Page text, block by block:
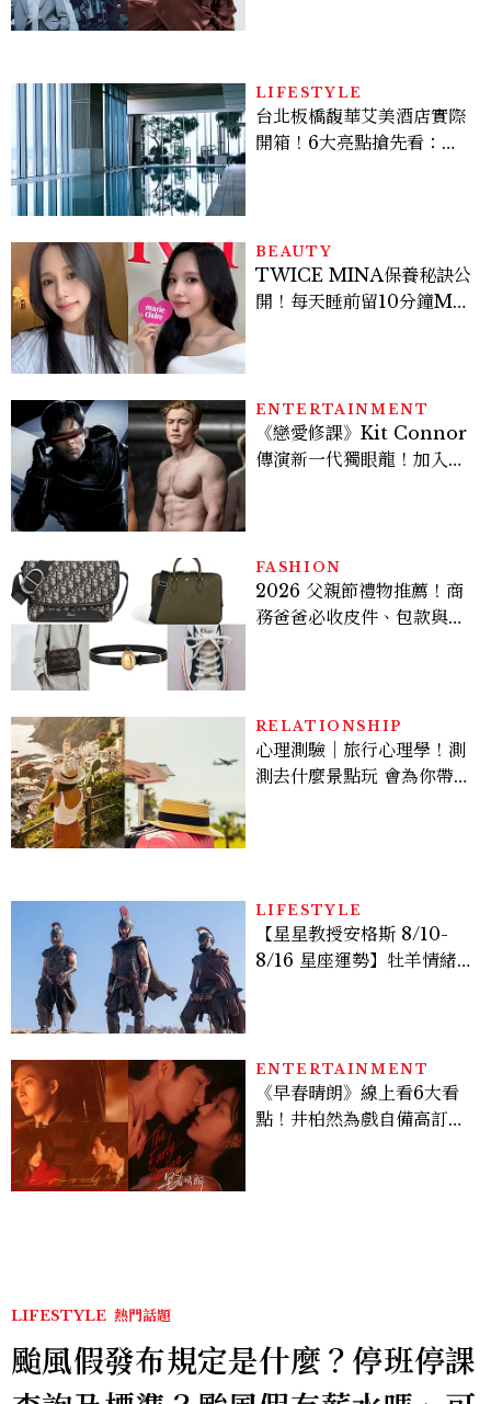
LIFESTYLE
台北板橋馥華艾美酒店實際
開箱！6大亮點搶先看：新
BEAUTY
TWICE MINA保養秘訣公
開！每天睡前留10分鐘ME
ENTERTAINMENT
《戀愛修課》Kit Connor
傳演新一代獨眼龍！加入新
FASHION
2026 父親節禮物推薦！商
務爸爸必收皮件、包款與鞋
RELATIONSHIP
心理測驗｜旅行心理學！測
測去什麼景點玩 會為你帶來
LIFESTYLE
【星星教授安格斯 8/10-
8/16 星座運勢】牡羊情緒
ENTERTAINMENT
《早春晴朗》線上看6大看
點！井柏然為戲自備高訂，
LIFESTYLE 熱門話題
颱風假發布規定是什麼？停班停課